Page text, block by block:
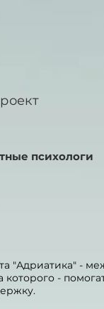
психологи
"Адриатика" -
которого -